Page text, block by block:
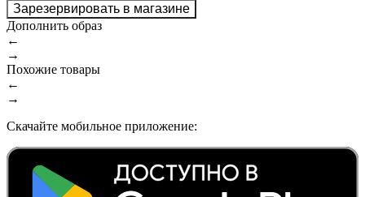
Зарезервировать в магазине
Дополнить образ
←
→
Похожие товары
←
→
Скачайте мобильное приложение: